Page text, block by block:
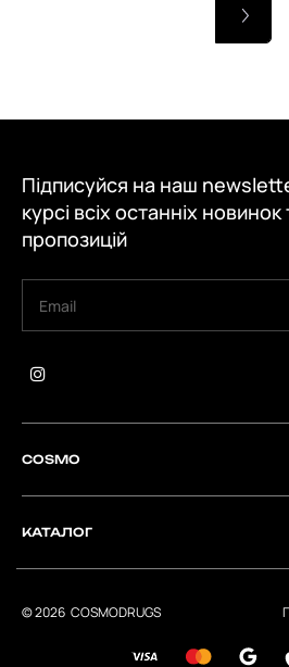
Підписуйся на наш
курсі всіх останніх новинок
пропозицій
COSMO
КАТАЛОГ
© 2026 СOSMODRUGS